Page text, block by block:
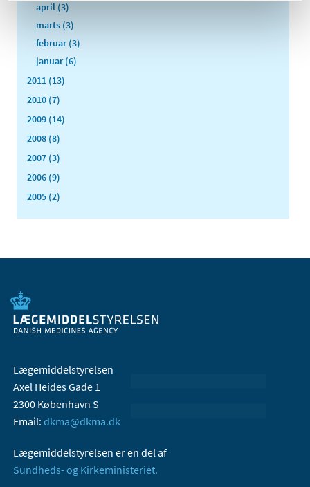
april (3)
marts (3)
februar (3)
januar (6)
2011 (13)
2010 (7)
2009 (14)
2008 (8)
2007 (3)
2006 (9)
2005 (2)
Lægemiddelstyrelsen
Axel Heides Gade 1
2300 København S
Email: dkma@dkma.dk
Lægemiddelstyrelsen er en del af
Sundheds- og Kirkeministeriet.